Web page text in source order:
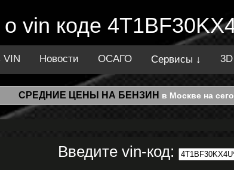
о vin коде
VIN Новости ОСАГО Сервисы ↓
СРЕДНИЕ ЦЕНЫ НА БЕНЗИН в Москве на
Введите vin-код: